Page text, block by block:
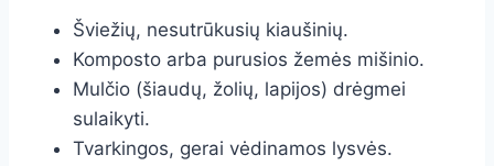
Šviežių, nesutrūkusių kiaušinių.
Komposto arba purusios žemės mišinio.
Mulčio (šiaudų, žolių, lapijos) drėgmei
sulaikyti.
Tvarkingos, gerai vėdinamos lysvės.